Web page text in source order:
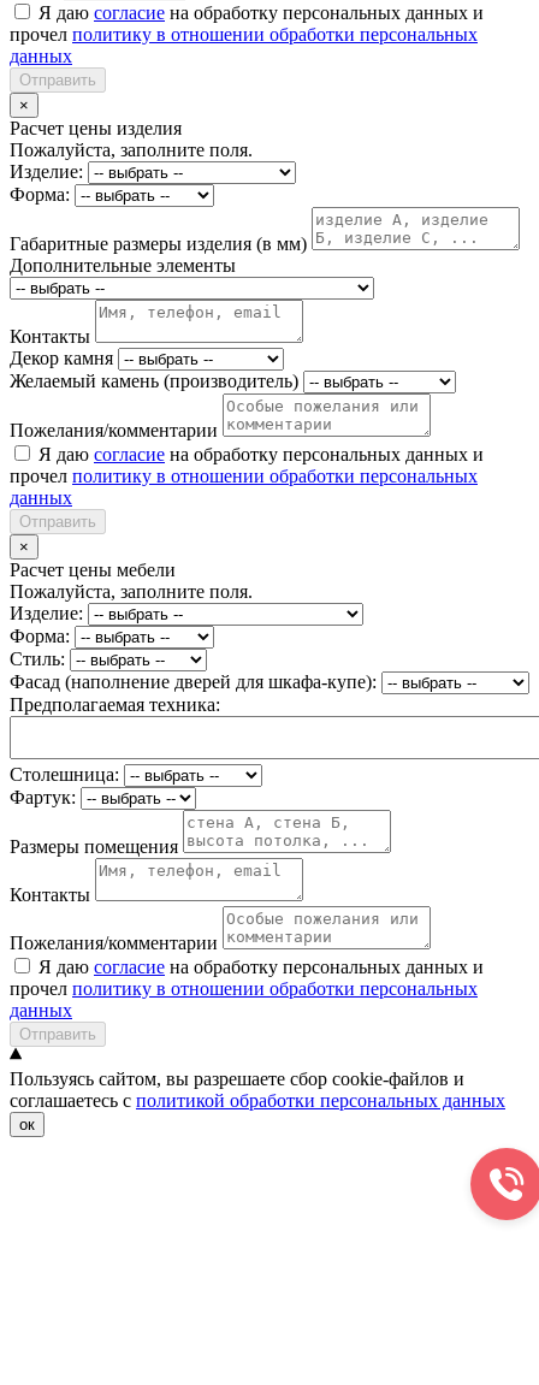
Я даю согласие на обработку персональных данных и
прочел политику в отношении обработки персональных
данных
Отправить
×
Расчет цены изделия
Пожалуйста, заполните поля.
Изделие:
Форма:
Габаритные размеры изделия (в мм)
Дополнительные элементы
Контакты
Декор камня
Желаемый камень (производитель)
Пожелания/комментарии
Я даю согласие на обработку персональных данных и
прочел политику в отношении обработки персональных
данных
Отправить
×
Расчет цены мебели
Пожалуйста, заполните поля.
Изделие:
Форма:
Стиль:
Фасад (наполнение дверей для шкафа-купе):
Предполагаемая техника:
Столешница:
Фартук:
Размеры помещения
Контакты
Пожелания/комментарии
Я даю согласие на обработку персональных данных и
прочел политику в отношении обработки персональных
данных
Отправить
Пользуясь сайтом, вы разрешаете сбор cookie-файлов и
соглашаетесь с политикой обработки персональных данных
ок